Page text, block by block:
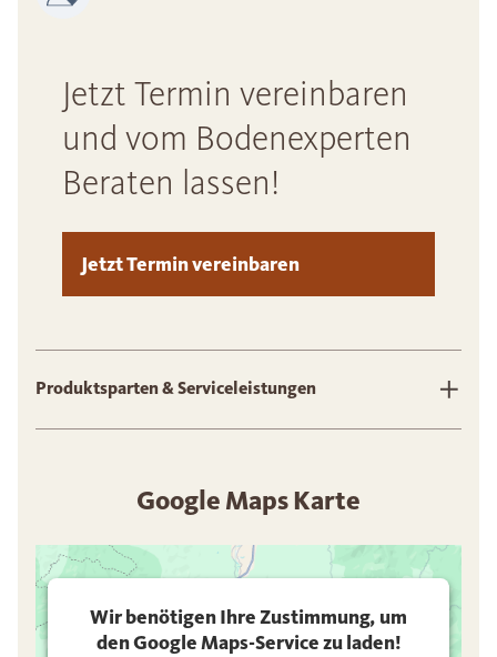
Jetzt Termin vereinbaren
und vom Bodenexperten
Beraten lassen!
Jetzt Termin vereinbaren
Produktsparten & Serviceleistungen
Google Maps Karte
Wir benötigen Ihre Zustimmung, um
den Google Maps-Service zu laden!